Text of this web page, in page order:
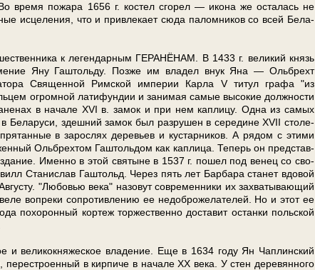
вре­мя пожара 1656 г. ко­стел сгорел — ико­на же осталась не
исцеления, что и при­вле­ка­ет сю­да па­лом­ни­ков со всей Бе­ла­
к легендарным ГЕРАНЁНАМ. В 1433 г. ве­ли­кий князь
Яну Гаштольду. Позже им владел внук Яна — Ольбрехт
Священной Рим­ской им­пе­рии Кар­ла V ти­тул графа "из
огромной латифундии и занимая са­мые вы­со­кие долж­но­сти
в на­ча­ле ХVI в. за­мок и при нем каплицу. Одна из са­мых
Бе­ла­ру­си, здешний за­мок был разрушен в се­ре­ди­не ХVII сто­ле­
в зарослях де­ре­вьев и ку­стар­ни­ков. А ря­дом с эти­ми
Ольбрехтом Гаштольдом как каплица. Теперь он пред­став­
Именно в этой святыне в 1537 г. пошел под венец со сво­
Станислав Гаштольд. Через пять лет Барбара ста­нет вдовой
"Любовью ве­ка" назовут со­вре­мен­ни­ки их за­хва­ты­ва­ю­щий
во­пре­ки сопротивлению ее недоброжелателей. Но и этот ее
похоронный кортеж тор­же­ствен­но доставит остан­ки поль­ской
и великокняжеское владение. Еще в 1634 го­ду Ян Чаплинский
в кир­пи­че в на­ча­ле ХХ ве­ка. У стен де­ре­вян­но­го